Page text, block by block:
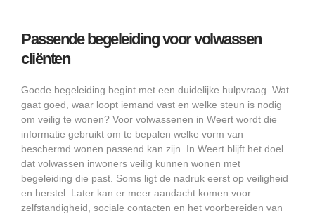
Passende begeleiding voor volwassen
cliënten
Goede begeleiding begint met een duidelijke hulpvraag. Wat
gaat goed, waar loopt iemand vast en welke steun is nodig
om veilig te wonen? Voor volwassenen in Weert wordt die
informatie gebruikt om te bepalen welke vorm van
beschermd wonen passend kan zijn. In Weert blijft het doel
dat volwassen inwoners veilig kunnen wonen met
begeleiding die past. Soms ligt de nadruk eerst op veiligheid
en herstel. Later kan er meer aandacht komen voor
zelfstandigheid, sociale contacten en het voorbereiden van